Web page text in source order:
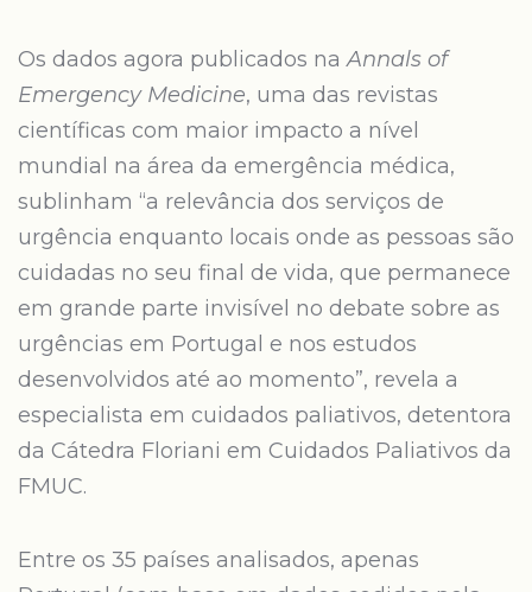
Os dados agora publicados naAnnals of
Emergency Medicine, uma das revistas
científicas com maior impacto a nível
mundial na área da emergência médica,
sublinham “a relevância dos serviços de
urgência enquanto locais onde as pessoas são
cuidadas no seu final de vida, que permanece
em grande parte invisível no debate sobre as
urgências em Portugal e nos estudos
desenvolvidos até ao momento”, revela a
especialista em cuidados paliativos, detentora
da Cátedra Floriani em Cuidados Paliativos da
FMUC.
Entre os 35 países analisados, apenas